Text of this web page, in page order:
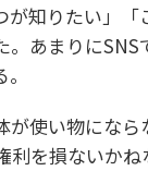
知りたい」「
あまりにSNS
使い物になら
を損ないかね